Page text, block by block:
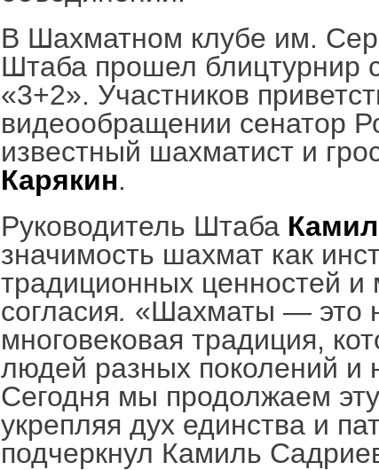
В Шахматном клубе им.
Штаба прошел блицтурнир
«3+2». Участников
видеообращении сенатор
известный шахматист и
Карякин.
Руководитель Штаба
значимость шахмат как
традиционных ценностей и
согласия. «Шахматы — это
многовековая традиция,
людей разных поколений и
Сегодня мы продолжаем
укрепляя дух единства и
подчеркнул Камиль